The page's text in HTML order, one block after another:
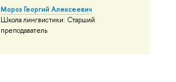
Мороз Георгий Алексеевич
Школа лингвистики: Старший
преподаватель